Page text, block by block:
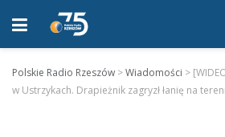
Polskie Radio Rzeszów >Wiadomości >
w Ustrzykach. Drapieżnik zagryzł łanię na